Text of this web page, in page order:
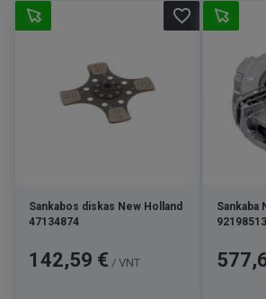
Sankabos diskas New Holland
47134874
Kaina
142,59 € / VNT
favorite_border
Sankaba
92198513
Kaina